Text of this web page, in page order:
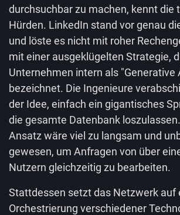
durchsuchbar zu machen, kennt die
Hürden. LinkedIn stand vor genau
und löste es nicht mit roher
mit einer ausgeklügelten Strategie,
Unternehmen intern als "Generative
bezeichnet. Die Ingenieure
der Idee, einfach ein gigantisches
die gesamte Datenbank
Ansatz wäre viel zu langsam und
gewesen, um Anfragen von über
Nutzern gleichzeitig zu bearbeiten.
Stattdessen setzt das Netzwerk auf
Orchestrierung verschiedener